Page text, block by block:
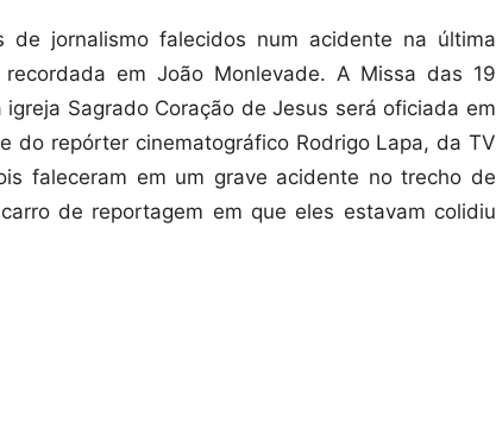
de jornalismo falecidos num acidente na última
em João Monlevade. A Missa das 19
Sagrado Coração de Jesus será oficiada em
do repórter cinematográfico Rodrigo Lapa, da TV
faleceram em um grave acidente no trecho de
de reportagem em que eles estavam colidiu